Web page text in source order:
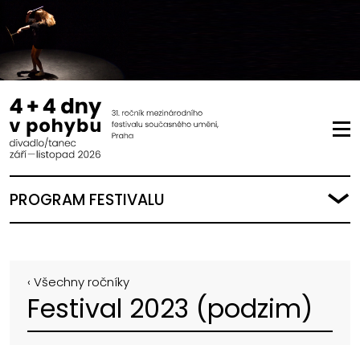
PROGRAM FESTIVALU
‹ Všechny ročníky
Festival 2023 (podzim)